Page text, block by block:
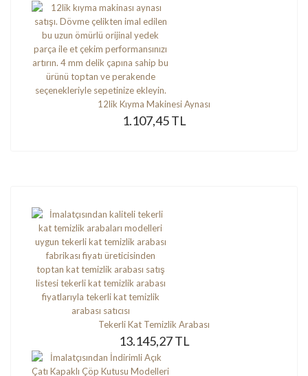
12lik Kıyma Makinesi Aynası
1.107,45 TL
Tekerli Kat Temizlik Arabası
13.145,27 TL